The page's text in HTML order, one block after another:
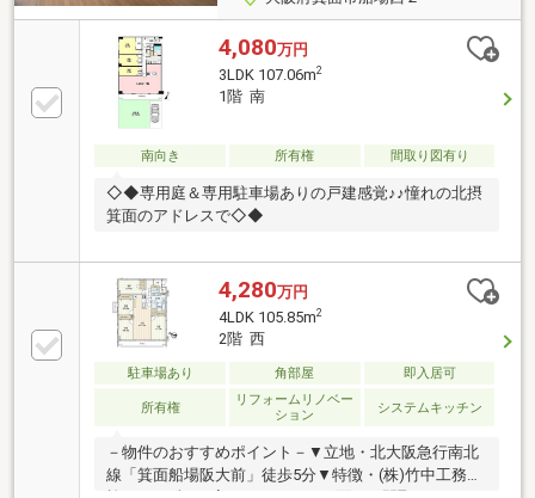
4,080万円
3LDK 107.06m2
1階 南
南向き 所有権 間取り図有り
◇◆専用庭＆専用駐車場ありの戸建感覚♪♪憧れの北摂
箕面のアドレスで◇◆
4,280万円
4LDK 105.85m2
2階 西
駐車場あり 角部屋 即入居可
所有権
リフォームリノベー
ション
システムキッチン
－物件のおすすめポイント－▼立地・北大阪急行南北
線「箕面船場阪大前」徒歩5分▼特徴・(株)竹中工務店